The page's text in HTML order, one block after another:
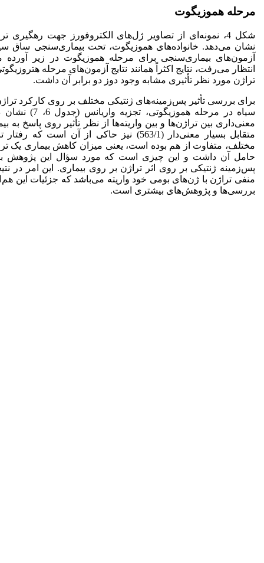
مرحله هموزیگوت
شکل 4، نمونه‌ای از تصاویر ژل‌های الکتروفورز جهت
نشان می‌دهد. خانواده‌های هموزیگوت، تحت بیماری‌سنجی ساق
آزمون‌های بیماری‌سنجی برای مرحله هموزیگوت در زیر
انتظار می‌رفت، نتایج اکثراً همانند نتایج آزمون‌های مرحله
تراژن مورد نظر تأثیری مشابه وجود دوز دو برابر آن داشت.
برای بررسی تأثیر پس‌زمینه‌های ژنتیکی مختلف بر روی کارکرد
سیاه در مرحله
معنی‌داری بین تراژن‌ها و بین واریته‌ها از نظر تأثیر روی پاسخ به
متقابل بسیار معنی‌دار (563/1) نیز حاکی از آن است
مختلف، متفاوت از هم بوده است، یعنی میزان کاهش بیماری یک
حامل آن داشت و این چیزی است که مورد سؤال این پژوهش
پس‌زمینه ژنتیکی بر روی اثر تراژن بر روی بیماری. این امر در
منفی تراژن با ژن‌های بومی خود واریته می‌باشد که جزئیات این
بررسی‌ها و پژوهش‌های بیشتری است.